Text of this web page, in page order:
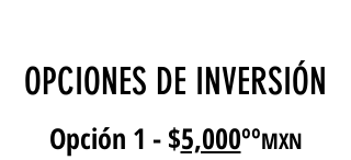
OPCIONES DE INVERSIÓN
Opción 1 - $5,000ººMXN